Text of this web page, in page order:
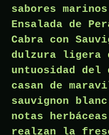
sabores
Ensalada de
Cabra con
dulzura ligera
untuosidad del
casan de
sauvignon
notas
realzan la